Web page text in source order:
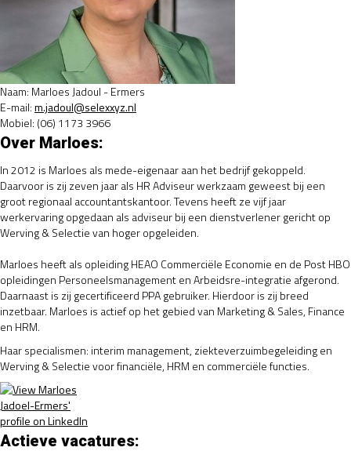
Naam: Marloes Jadoul - Ermers
E-mail:m.jadoul@selexxyz.nl
Mobiel: (06) 1173 3966
Over Marloes:
In 2012 is Marloes als mede-eigenaar aan het bedrijf gekoppeld.
Daarvoor is zij zeven jaar als HR Adviseur werkzaam geweest bij een
groot regionaal accountantskantoor. Tevens heeft ze vijf jaar
werkervaring opgedaan als adviseur bij een dienstverlener gericht op
Werving & Selectie van hoger opgeleiden.
Marloes heeft als opleiding HEAO Commerciële Economie en de Post HBO
opleidingen Personeelsmanagement en Arbeidsre-integratie afgerond.
Daarnaast is zij gecertificeerd PPA gebruiker. Hierdoor is zij breed
inzetbaar. Marloes is actief op het gebied van Marketing & Sales, Finance
en HRM.
Haar specialismen: interim management, ziekteverzuimbegeleiding en
Werving & Selectie voor financiële, HRM en commerciële functies.
Actieve vacatures: